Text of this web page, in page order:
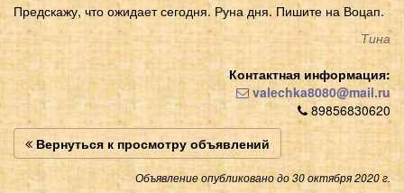
Предскажу, что ожидает сегодня. Руна дня. Пишите на Воцап.
Тина
Контактная информация:
valechka8080@mail.ru
89856830620
Вернуться к просмотру объявлений
Объявление опубликовано до 30 октября 2020 г.